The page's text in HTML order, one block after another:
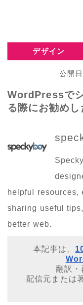
デザイン
公開
WordPressで
る際にお勧め
helpful resources,
sharing useful
better web.
本記事は、
翻訳・
配信元または